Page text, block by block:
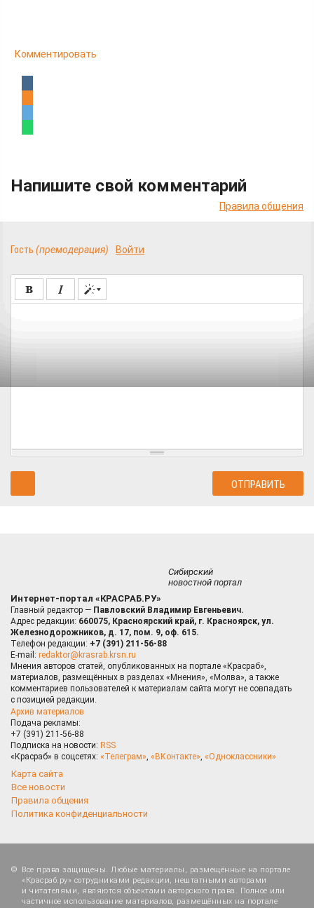
Комментировать
Напишите свой комментарий
Правила общения
Гость (премодерация) Войти
Сибирский
новостной портал
Интернет-портал «КРАСРАБ.РУ»
Главный редактор — Павловский Владимир Евгеньевич.
Адрес редакции: 660075, Красноярский край, г. Красноярск, ул.
Железнодорожников, д. 17, пом. 9, оф. 615.
Телефон редакции: +7 (391) 211-56-88
E-mail: redaktor@krasrab.krsn.ru
Мнения авторов статей, опубликованных на портале «Красраб»,
материалов, размещённых в разделах «Мнения», «Молва», а также
комментариев пользователей к материалам сайта могут не совпадать
с позицией редакции.
Архив материалов
Подача рекламы:
+7 (391) 211-56-88
Подписка на новости: RSS
«Красраб» в соцсетях: «Телеграм», «ВКонтакте», «Одноклассники»
Карта сайта
Все новости
Правила общения
Политика конфиденциальности
Все права защищены. Любые материалы, размещённые на портале
«Красраб.ру» сотрудниками редакции, нештатными авторами
и читателями, являются объектами авторского права. Полное или
частичное использование материалов, размещённых на портале